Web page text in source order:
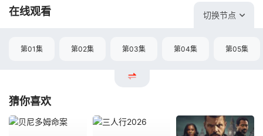
在线观看 切换节点
第01集 第02集 第03集 第04集 第05集
猜你喜欢